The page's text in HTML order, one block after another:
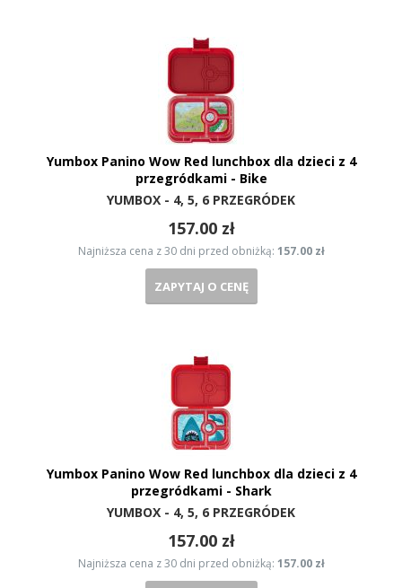
Yumbox Panino Wow Red lunchbox dla dzieci z 4
przegródkami - Bike
YUMBOX - 4, 5, 6 PRZEGRÓDEK
157.00 zł
Najniższa cena z 30 dni przed obniżką: 157.00 zł
ZAPYTAJ O CENĘ
Yumbox Panino Wow Red lunchbox dla dzieci z 4
przegródkami - Shark
YUMBOX - 4, 5, 6 PRZEGRÓDEK
157.00 zł
Najniższa cena z 30 dni przed obniżką: 157.00 zł